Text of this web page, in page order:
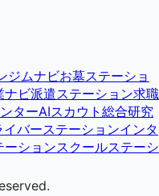
ジムナビお墓ステーショ
ナビ派遣ステーション求職
ターAIスカウト総合研究
イバーステーションインタ
ーションスクールステーシ